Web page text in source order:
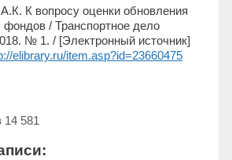
К вопросу оценки обновления
фондов / Транспортное дело
№ 1. / [Электронный источник]
elibrary.ru/item.asp?id=23660475
14 581